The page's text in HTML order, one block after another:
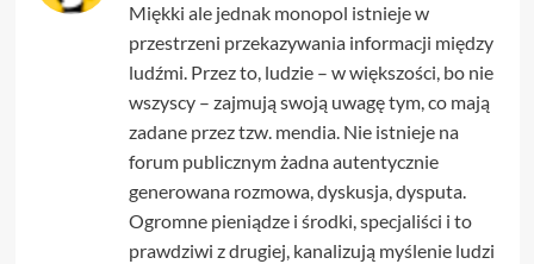
Miękki ale jednak monopol istnieje w
przestrzeni przekazywania informacji między
ludźmi. Przez to, ludzie – w większości, bo nie
wszyscy – zajmują swoją uwagę tym, co mają
zadane przez tzw. mendia. Nie istnieje na
forum publicznym żadna autentycznie
generowana rozmowa, dyskusja, dysputa.
Ogromne pieniądze i środki, specjaliści i to
prawdziwi z drugiej, kanalizują myślenie ludzi